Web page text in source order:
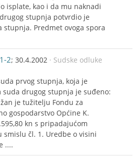
isplate, kao i da mu naknadi
stupnja potvrdio je
stupnja. Predmet ovoga spora
2; 30.4.2002 · Sudske odluke
prvog stupnja, koja je
drugog stupnja je suđeno:
je tužitelju Fondu za
gospodarstvo Općine K.
kn s pripadajućom
smislu čl. 1. Uredbe o visini
....